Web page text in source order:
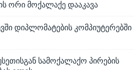
ორი მოქალაქე დააკავა
დიპლომატების კომპიუტერებში
სამოქალაქო პირების